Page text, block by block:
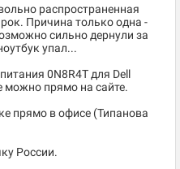
распространенная
Причина только одна -
сильно дернули за
упал...
0N8R4T для Dell
можно прямо на сайте.
прямо в офисе (Типанова
России.